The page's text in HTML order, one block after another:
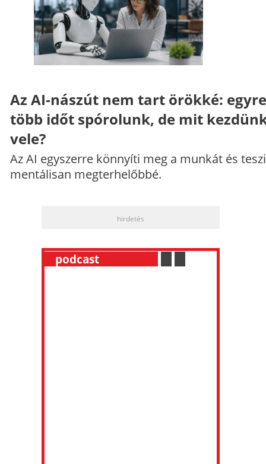
Az AI-nászút nem tart örökké: egyre
több időt spórolunk, de mit
vele?
Az AI egyszerre könnyíti meg a munkát és
mentálisan megterhelőbbé.
hirdetés
podcast